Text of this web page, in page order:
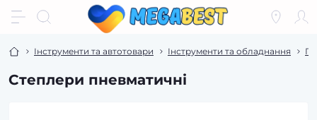
Інструменти та автотовари Інструменти та обладнання
Степлери пневматичні